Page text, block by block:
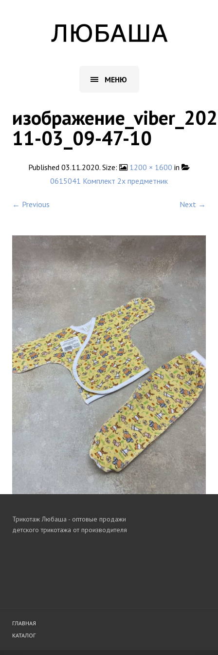
МЕНЮ
11-03_09-47-10
Published 03.11.2020. Size: 1200 × 1600 in
0615041 Комплект 2х предметник
← Previous Next →
Трикотаж Любаша - оптовые продажи
детского трикотажа от производителя
ГЛАВНАЯ
КАТАЛОГ